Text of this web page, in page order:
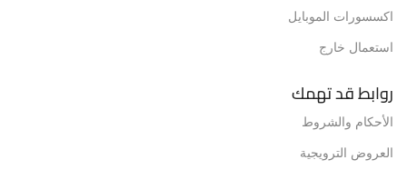
اكسسورات الموبايل
استعمال خارج
روابط قد تهمك
الأحكام والشروط
العروض الترويجية